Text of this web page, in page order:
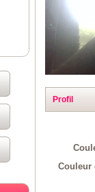
Profil
Couleur